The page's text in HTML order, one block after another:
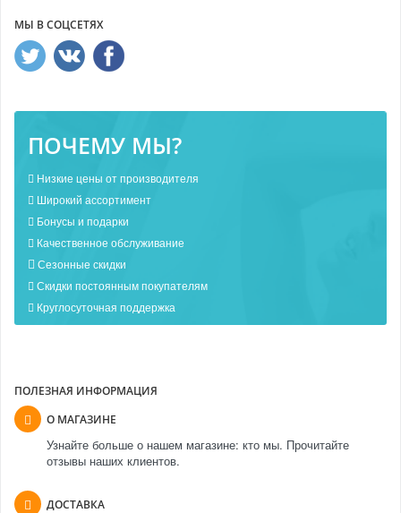
МЫ В СОЦСЕТЯХ
ПОЧЕМУ МЫ?
Низкие цены от производителя
Широкий ассортимент
Бонусы и подарки
Качественное обслуживание
Сезонные скидки
Скидки постоянным покупателям
Круглосуточная поддержка
ПОЛЕЗНАЯ ИНФОРМАЦИЯ
О МАГАЗИНЕ
Узнайте больше о нашем магазине: кто мы. Прочитайте
отзывы наших клиентов.
ДОСТАВКА